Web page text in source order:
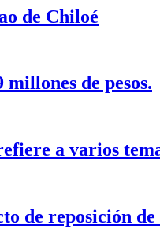
de Chiloé
de pesos.
a varios
de reposición de